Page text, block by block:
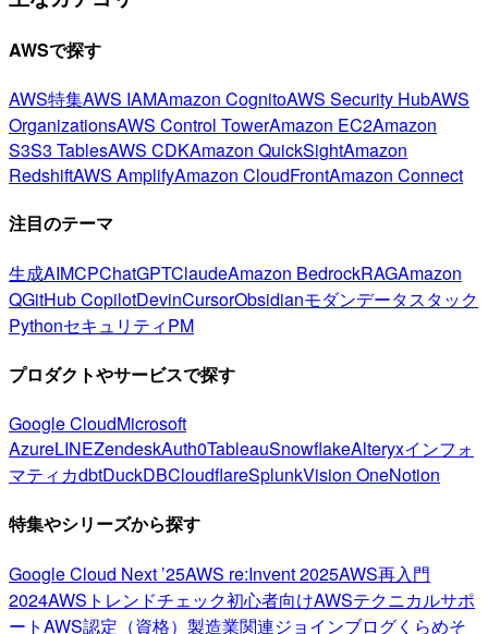
AWSで探す
AWS特集AWS IAMAmazon CognitoAWS Security HubAWS
OrganizationsAWS Control TowerAmazon EC2Amazon
S3S3 TablesAWS CDKAmazon QuickSightAmazon
RedshiftAWS AmplifyAmazon CloudFrontAmazon Connect
注目のテーマ
生成AIMCPChatGPTClaudeAmazon BedrockRAGAmazon
QGitHub CopilotDevinCursorObsidianモダンデータスタック
PythonセキュリティPM
プロダクトやサービスで探す
Google CloudMicrosoft
AzureLINEZendeskAuth0TableauSnowflakeAlteryxインフォ
マティカdbtDuckDBCloudflareSplunkVision OneNotion
特集やシリーズから探す
Google Cloud Next ’25AWS re:Invent 2025AWS再入門
2024AWSトレンドチェック初心者向けAWSテクニカルサポ
ートAWS認定（資格） 製造業関連ジョインブログくらめそ